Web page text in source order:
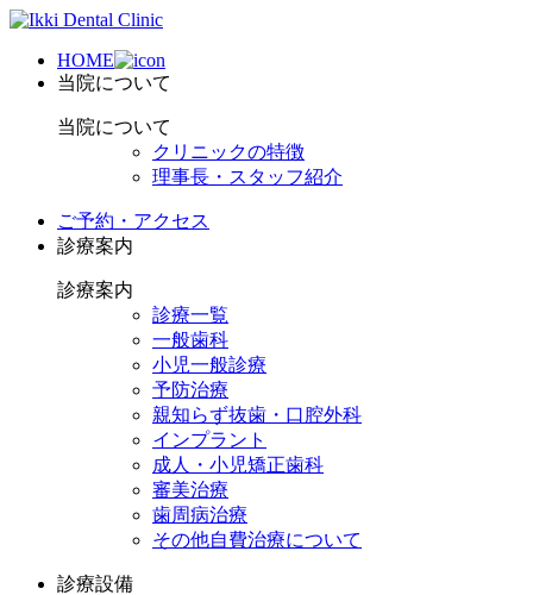
HOME
当院について
当院について
クリニックの特徴
理事長・スタッフ紹介
ご予約・アクセス
診療案内
診療案内
診療一覧
一般歯科
小児一般診療
予防治療
親知らず抜歯・口腔外科
インプラント
成人・小児矯正歯科
審美治療
歯周病治療
その他自費治療について
診療設備